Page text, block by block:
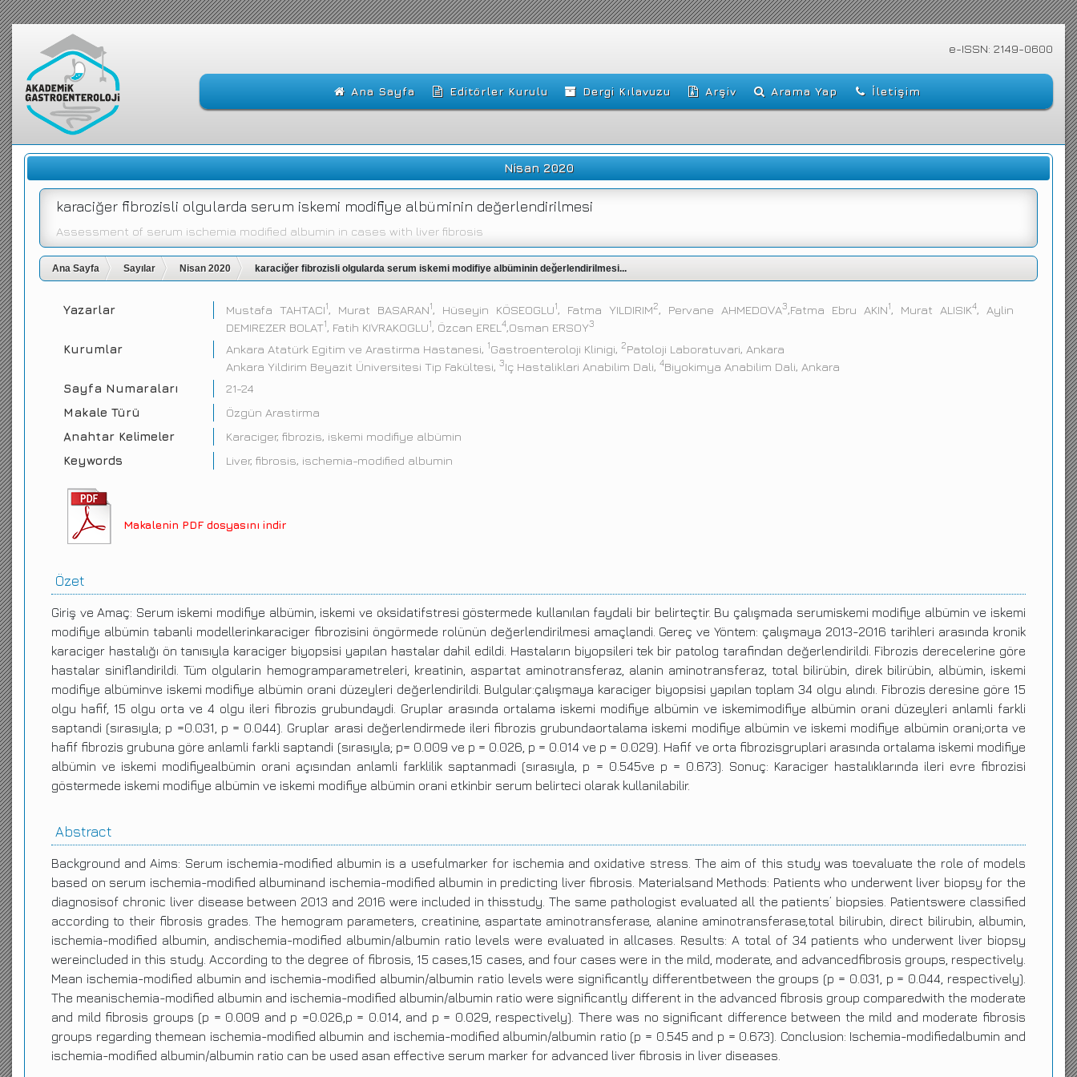
e-ISSN: 2149-0600
Ana Sayfa Editörler Kurulu Dergi Kılavuzu Arşiv Arama Yap İletişim
Nisan 2020
karaciğer fibrozisli olgularda serum iskemi modifiye albüminin değerlendirilmesi
Assessment of serum ischemia modified albumin in cases with liver fibrosis
Ana Sayfa Sayılar Nisan 2020 karaciğer fibrozisli olgularda serum iskemi modifiye albüminin değerlendirilmesi...
Yazarlar Mustafa TAHTACI1, Murat BASARAN1, Hüseyin KÖSEOGLU1, Fatma YILDIRIM2, Pervane AHMEDOVA3,Fatma Ebru AKIN1, Murat ALISIK4, Aylin
DEMIREZER BOLAT1, Fatih KIVRAKOGLU1, Özcan EREL 4,Osman ERSOY3
Kurumlar Ankara Atatürk Egitim ve Arastirma Hastanesi, 1Gastroenteroloji Klinigi, 2Patoloji Laboratuvari, Ankara
Ankara Yildirim Beyazit Üniversitesi Tip Fakültesi, 3Iç Hastaliklari Anabilim Dali, 4Biyokimya Anabilim Dali, Ankara
Sayfa Numaraları
21-24
Makale Türü
Özgün Arastirma
Anahtar Kelimeler
Karaciger, fibrozis, iskemi modifiye albümin
Keywords
Liver, fibrosis, ischemia-modified albumin
Makalenin PDF dosyasını indir
Özet
Giriş ve Amaç: Serum iskemi modifiye albümin, iskemi ve oksidatifstresi göstermede kullanılan faydali bir belirteçtir. Bu çalışmada serumiskemi modifiye albümin ve iskemi
modifiye albümin tabanli modellerinkaraciger fibrozisini öngörmede rolünün değerlendirilmesi amaçlandi. Gereç ve Yöntem: çalışmaya 2013-2016 tarihleri arasında kronik
karaciger hastalığı ön tanısıyla karaciger biyopsisi yapılan hastalar dahil edildi. Hastaların biyopsileri tek bir patolog tarafindan değerlendirildi. Fibrozis derecelerine göre
hastalar siniflandirildi. Tüm olgularin hemogramparametreleri, kreatinin, aspartat aminotransferaz, alanin aminotransferaz, total bilirübin, direk bilirübin, albümin, iskemi
modifiye albüminve iskemi modifiye albümin orani düzeyleri değerlendirildi. Bulgular:çalışmaya karaciger biyopsisi yapılan toplam 34 olgu alındı. Fibrozis deresine göre 15
olgu hafif, 15 olgu orta ve 4 olgu ileri fibrozis grubundaydi. Gruplar arasında ortalama iskemi modifiye albümin ve iskemimodifiye albümin orani düzeyleri anlamli farkli
saptandi (sırasıyla; p =0.031, p = 0.044). Gruplar arasi değerlendirmede ileri fibrozis grubundaortalama iskemi modifiye albümin ve iskemi modifiye albümin orani;orta ve
hafif fibrozis grubuna göre anlamli farkli saptandi (sırasıyla; p= 0.009 ve p = 0.026, p = 0.014 ve p = 0.029). Hafif ve orta fibrozisgruplari arasında ortalama iskemi modifiye
albümin ve iskemi modifiyealbümin orani açısından anlamli farklilik saptanmadi (sırasıyla, p = 0.545ve p = 0.673). Sonuç: Karaciger hastalıklarında ileri evre fibrozisi
göstermede iskemi modifiye albümin ve iskemi modifiye albümin orani etkinbir serum belirteci olarak kullanilabilir.
Abstract
Background and Aims: Serum ischemia-modified albumin is a usefulmarker for ischemia and oxidative stress. The aim of this study was toevaluate the role of models
based on serum ischemia-modified albuminand ischemia-modified albumin in predicting liver fibrosis. Materialsand Methods: Patients who underwent liver biopsy for the
diagnosisof chronic liver disease between 2013 and 2016 were included in thisstudy. The same pathologist evaluated all the patients’ biopsies. Patientswere classified
according to their fibrosis grades. The hemogram parameters, creatinine, aspartate aminotransferase, alanine aminotransferase,total bilirubin, direct bilirubin, albumin,
ischemia-modified albumin, andischemia-modified albumin/albumin ratio levels were evaluated in allcases. Results: A total of 34 patients who underwent liver biopsy
wereincluded in this study. According to the degree of fibrosis, 15 cases,15 cases, and four cases were in the mild, moderate, and advancedfibrosis groups, respectively.
Mean ischemia-modified albumin and ischemia-modified albumin/albumin ratio levels were significantly differentbetween the groups (p = 0.031, p = 0.044, respectively).
The meanischemia-modified albumin and ischemia-modified albumin/albumin ratio were significantly different in the advanced fibrosis group comparedwith the moderate
and mild fibrosis groups (p = 0.009 and p =0.026,p = 0.014, and p = 0.029, respectively). There was no significant difference between the mild and moderate fibrosis
groups regarding themean ischemia-modified albumin and ischemia-modified albumin/albumin ratio (p = 0.545 and p = 0.673). Conclusion: Ischemia-modifiedalbumin and
ischemia-modified albumin/albumin ratio can be used asan effective serum marker for advanced liver fibrosis in liver diseases.